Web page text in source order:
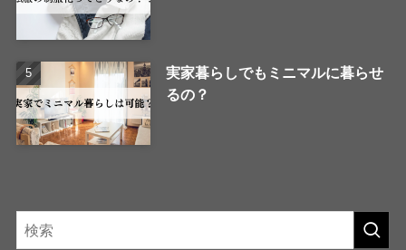
実家暮らしでもミニマルに暮らせ
るの？